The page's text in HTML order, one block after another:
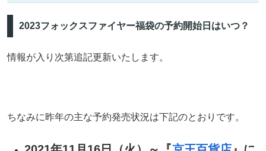
2023フォックスファイヤー福袋の予約開始日はいつ？
情報が入り次第追記更新いたします。
ちなみに昨年の主な予約発売状況は下記のとおりです。